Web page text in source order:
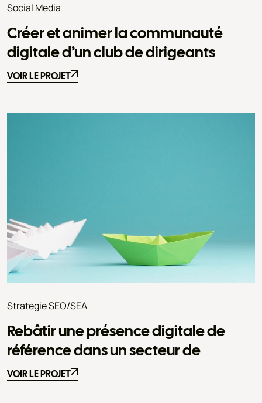
Social Media
Créer et animer la communauté
digitale d’un club de dirigeants
VOIR LE PROJET
VOIR LE PROJET
Stratégie SEO/SEA
Rebâtir une présence digitale de
référence dans un secteur de
VOIR LE PROJET
VOIR LE PROJET